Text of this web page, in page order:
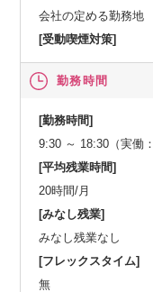
会社の定める勤務地
[受動喫煙対策]
勤務時間
[勤務時間]
9:30 ～ 18:30（実働
[平均残業時間]
20時間/月
[みなし残業]
みなし残業なし
[フレックスタイム]
無